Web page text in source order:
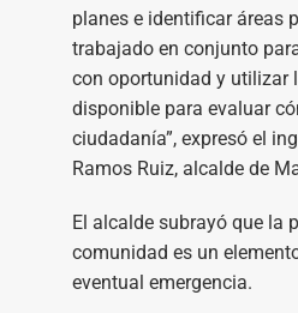
planes e identificar áreas
trabajado en conjunto
con oportunidad y utilizar
disponible para evaluar
ciudadanía”, expresó el
Ramos Ruiz, alcalde de
El alcalde subrayó que la
comunidad es un
eventual emergencia.